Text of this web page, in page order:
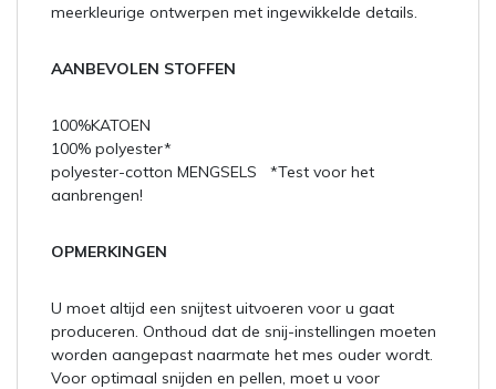
meerkleurige ontwerpen met ingewikkelde details.
AANBEVOLEN STOFFEN
100%KATOEN
100% polyester*
polyester-cotton MENGSELS *Test voor het
aanbrengen!
OPMERKINGEN
U moet altijd een snijtest uitvoeren voor u gaat
produceren. Onthoud dat de snij-instellingen moeten
worden aangepast naarmate het mes ouder wordt.
Voor optimaal snijden en pellen, moet u voor